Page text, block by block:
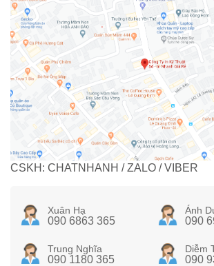
CSKH: CHATNHANH / ZALO / VIBER
Xuân Hạ
090 6863 365
Ánh
090
Trung Nghĩa
090 1180 365
Diễm
090